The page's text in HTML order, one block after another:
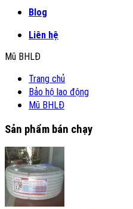
Blog
Liên hệ
Mũ BHLĐ
Trang chủ
Bảo hộ lao động
Mũ BHLĐ
Sản phẩm bán chạy